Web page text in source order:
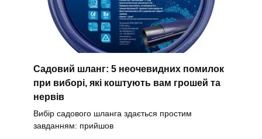
Садовий шланг: 5 неочевидних помилок
при виборі, які коштують вам грошей та
нервів
Вибір садового шланга здається простим
завданням: прийшов